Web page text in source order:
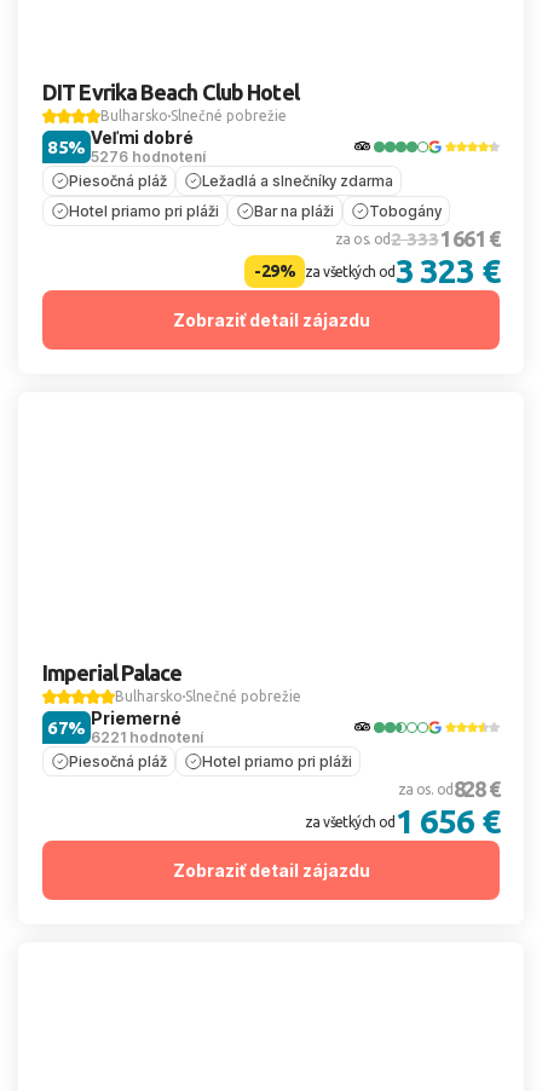
DIT Evrika Beach Club Hotel
Bulharsko Slnečné pobrežie
Veľmi dobré
5276 hodnotení
85%
Piesočná pláž
Ležadlá a slnečníky zdarma
Hotel priamo pri pláži
Bar na pláži Tobogány
za os. od2 3331 661 €
-29% za všetkých od 3 323 €
Zobraziť detail zájazdu
Imperial Palace
Bulharsko Slnečné pobrežie
Priemerné
6221 hodnotení
67%
Piesočná pláž Hotel priamo pri pláži
za os. od 828 €
za všetkých od 1 656 €
Zobraziť detail zájazdu